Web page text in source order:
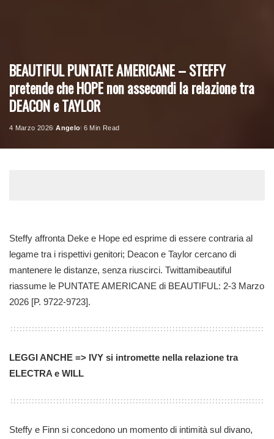
BEAUTIFUL PUNTATE AMERICANE – STEFFY
pretende che HOPE non assecondi la relazione tra
DEACON e TAYLOR
4 Marzo 2026
Posted
Angelo 6 Min Read
Steffy affronta Deke e Hope ed esprime di essere contraria al
legame tra i rispettivi genitori; Deacon e Taylor cercano di
mantenere le distanze, senza riuscirci. Twittamibeautiful
riassume le PUNTATE AMERICANE di BEAUTIFUL: 2-3 Marzo
2026 [P. 9722-9723].
LEGGI ANCHE => IVY si intromette nella relazione tra
ELECTRA e WILL
Steffy e Finn si concedono un momento di intimità sul divano,